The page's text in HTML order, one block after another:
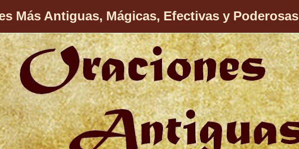
Más Antiguas, Mágicas, Efectivas y Poderosas